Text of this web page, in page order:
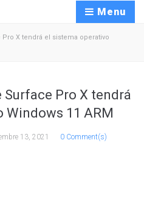
Menu
X tendrá el sistema operativo
Pro X tendrá
Windows 11 ARM
13, 2021 0 Comment(s)